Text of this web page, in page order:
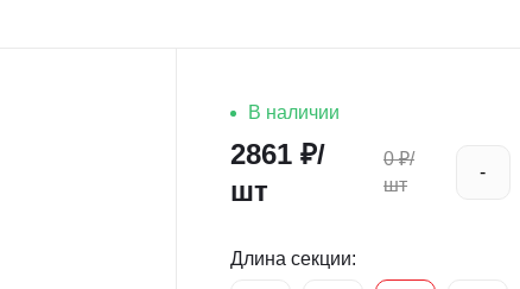
В наличии
2861 ₽/
шт
0 ₽/
шт
-
Длина секции: